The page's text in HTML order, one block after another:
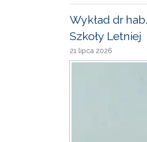
Wykład dr
Szkoły Letniej
21 lipca 2026